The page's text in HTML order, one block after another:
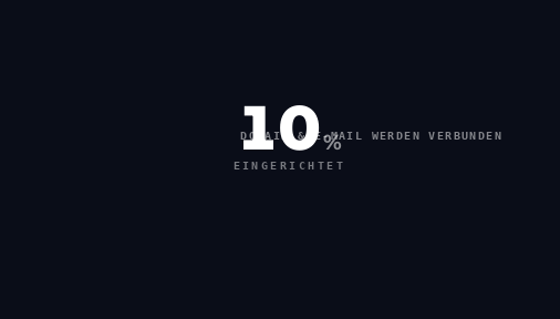
20%
EINGERICHTET
MICROSOFT 365 WIRD EINGERICHTET